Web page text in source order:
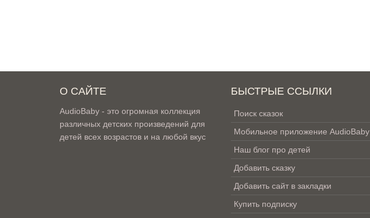
О САЙТЕ
AudioBaby - это огромная коллекция
различных детских произведений для
детей всех возрастов и на любой вкус
БЫСТРЫЕ ССЫЛКИ
Поиск сказок
Мобильное приложение AudioBaby
Наш блог про детей
Добавить сказку
Добавить сайт в закладки
Купить подписку